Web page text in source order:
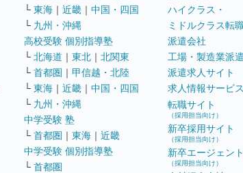
└ 東海 ｜ 近畿 ｜ 中国・四国
└ 九州・沖縄
高校受験 個別指導塾
└ 北海道 ｜ 東北 ｜ 北関東
└ 首都圏 ｜ 甲信越・北陸
└ 東海 ｜ 近畿 ｜ 中国・四国
└ 九州・沖縄
中学受験 塾
└ 首都圏 ｜ 東海 ｜ 近畿
中学受験 個別指導塾
└ 首都圏
ハイクラス・
ミドルクラス転
派遣会社
工場・製造業派
派遣求人サイト
求人情報サービ
転職サイト
（採用担当向け）
新卒採用サイト
（採用担当向け）
新卒エージェン
（採用担当向け）